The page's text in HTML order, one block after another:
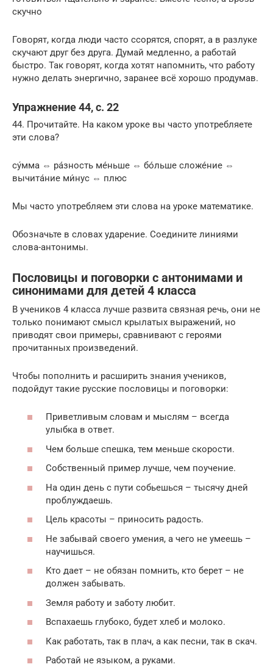
скучно
Говорят, когда люди часто ссорятся, спорят, а в разлуке
скучают друг без друга. Думай медленно, а работай
быстро. Так говорят, когда хотят напомнить, что работу
нужно делать энергично, заранее всё хорошо продумав.
Упражнение 44, с. 22
44. Прочитайте. На каком уроке вы часто употребляете
эти слова?
сýмма ⇔ рáзность мéньше ⇔ бóльше сложéние ⇔
вычитáние ми́нус ⇔ плюс
Мы часто употребляем эти слова на уроке математике.
Обозначьте в словах ударение. Соедините линиями
слова-антонимы.
Пословицы и поговорки с антонимами и
синонимами для детей 4 класса
В учеников 4 класса лучше развита связная речь, они не
только понимают смысл крылатых выражений, но
приводят свои примеры, сравнивают с героями
прочитанных произведений.
Чтобы пополнить и расширить знания учеников,
подойдут такие русские пословицы и поговорки:
Приветливым словам и мыслям – всегда
улыбка в ответ.
Чем больше спешка, тем меньше скорости.
Собственный пример лучше, чем поучение.
На один день с пути собьешься – тысячу дней
проблуждаешь.
Цель красоты – приносить радость.
Не забывай своего умения, а чего не умеешь –
научишься.
Кто дает – не обязан помнить, кто берет – не
должен забывать.
Земля работу и заботу любит.
Вспахаешь глубоко, будет хлеб и молоко.
Как работать, так в плач, а как песни, так в скач.
Работай не языком, а руками.